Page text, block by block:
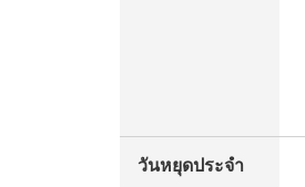
วันหยุดประจำ